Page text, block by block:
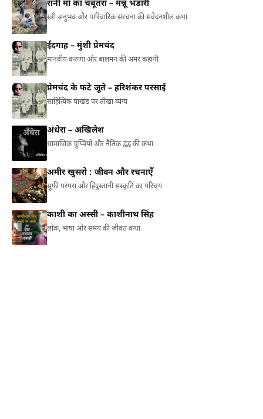
रानी माँ का चबूतरा – मन्नू भंडारी
स्त्री अनुभव और पारिवारिक संरचना की संवेदनशील कथा
ईदगाह – मुंशी प्रेमचंद
मानवीय करुणा और बालमन की अमर कहानी
प्रेमचंद के फटे जूते – हरिशंकर परसाई
साहित्यिक पाखंड पर तीखा व्यंग्य
अंधेरा – अखिलेश
सामाजिक चुप्पियों और नैतिक द्वंद्व की कथा
अमीर खुसरो : जीवन और रचनाएँ
सूफ़ी परंपरा और हिंदुस्तानी संस्कृति का परिचय
काशी का अस्सी – काशीनाथ सिंह
लोक, भाषा और समय की जीवंत कथा